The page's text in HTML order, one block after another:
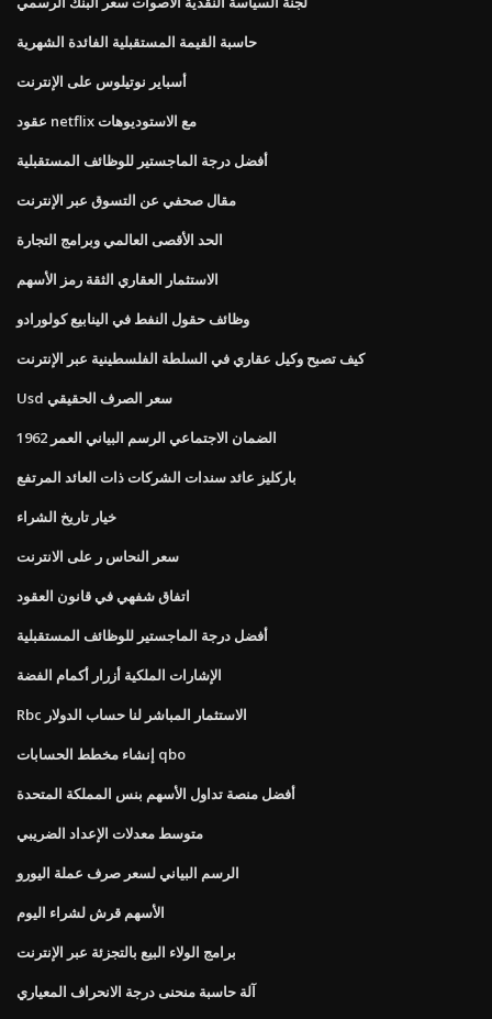
حاسبة القيمة المستقبلية الفائدة الشهرية
أسباير نوتيلوس على الإنترنت
عقود netflix مع الاستوديوهات
أفضل درجة الماجستير للوظائف المستقبلية
مقال صحفي عن التسوق عبر الإنترنت
الحد الأقصى العالمي وبرامج التجارة
الاستثمار العقاري الثقة رمز الأسهم
وظائف حقول النفط في الينابيع كولورادو
كيف تصبح وكيل عقاري في السلطة الفلسطينية عبر الإنترنت
Usd سعر الصرف الحقيقي
الضمان الاجتماعي الرسم البياني العمر 1962
باركليز عائد سندات الشركات ذات العائد المرتفع
خيار تاريخ الشراء
سعر النحاس ر على الانترنت
اتفاق شفهي في قانون العقود
أفضل درجة الماجستير للوظائف المستقبلية
الإشارات الملكية أزرار أكمام الفضة
Rbc الاستثمار المباشر لنا حساب الدولار
إنشاء مخطط الحسابات qbo
أفضل منصة تداول الأسهم بنس المملكة المتحدة
متوسط ​​معدلات الإعداد الضريبي
الرسم البياني لسعر صرف عملة اليورو
الأسهم قرش لشراء اليوم
برامج الولاء البيع بالتجزئة عبر الإنترنت
آلة حاسبة منحنى درجة الانحراف المعياري